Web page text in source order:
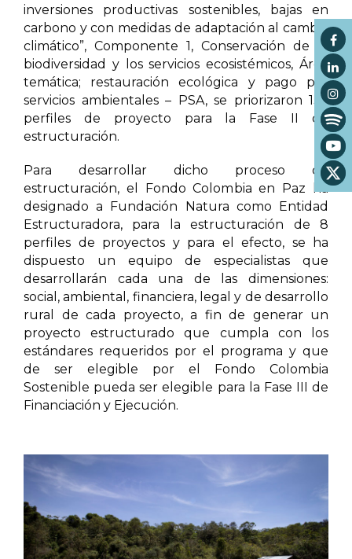
inversiones productivas sostenibles, bajas en
carbono y con medidas de adaptación al cambio
climático”, Componente 1, Conservación de la
biodiversidad y los servicios ecosistémicos, Área
temática; restauración ecológica y pago por
servicios ambientales – PSA, se priorizaron 136
perfiles de proyecto para la Fase II de
estructuración.
Para desarrollar dicho proceso de
estructuración, el Fondo Colombia en Paz ha
designado a Fundación Natura como Entidad
Estructuradora, para la estructuración de 8
perfiles de proyectos y para el efecto, se ha
dispuesto un equipo de especialistas que
desarrollarán cada una de las dimensiones:
social, ambiental, financiera, legal y de desarrollo
rural de cada proyecto, a fin de generar un
proyecto estructurado que cumpla con los
estándares requeridos por el programa y que
de ser elegible por el Fondo Colombia
Sostenible pueda ser elegible para la Fase III de
Financiación y Ejecución.